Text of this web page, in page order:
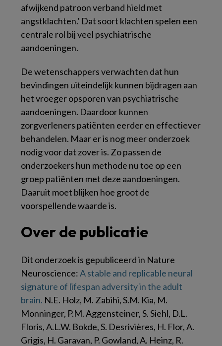
afwijkend patroon verband hield met
angstklachten.’ Dat soort klachten spelen een
centrale rol bij veel psychiatrische
aandoeningen.
De wetenschappers verwachten dat hun
bevindingen uiteindelijk kunnen bijdragen aan
het vroeger opsporen van psychiatrische
aandoeningen. Daardoor kunnen
zorgverleners patiënten eerder en effectiever
behandelen. Maar er is nog meer onderzoek
nodig voor dat zover is. Zo passen de
onderzoekers hun methode nu toe op een
groep patiënten met deze aandoeningen.
Daaruit moet blijken hoe groot de
voorspellende waarde is.
Over de publicatie
Dit onderzoek is gepubliceerd in Nature
Neuroscience:A stable and replicable neural
signature of lifespan adversity in the adult
brain. N.E. Holz, M. Zabihi, S.M. Kia, M.
Monninger, P.M. Aggensteiner, S. Siehl, D.L.
Floris, A.L.W. Bokde, S. Desrivières, H. Flor, A.
Grigis, H. Garavan, P. Gowland, A. Heinz, R.